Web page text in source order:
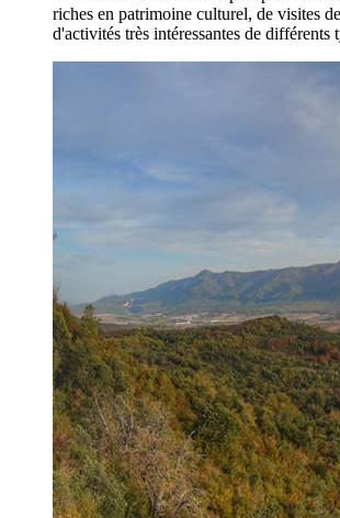
riches en patrimoine culturel, de visites
d'activités très intéressantes de différents